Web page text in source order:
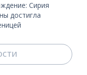
Сирия
достигла